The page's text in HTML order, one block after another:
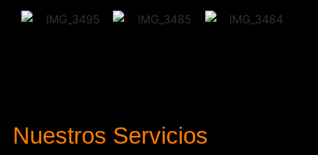
Nuestros Servicios